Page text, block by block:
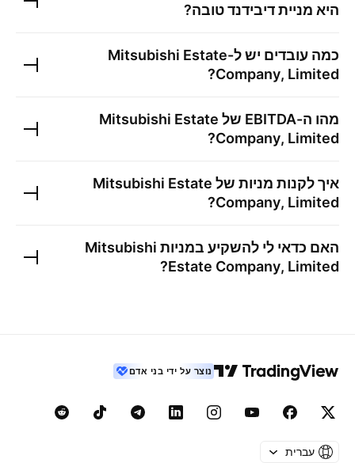
היא מניית דיבידנד טובה?
כמה עובדים יש ל-Mitsubishi Estate
Company, Limited
?
מהו ה-EBITDA של
Mitsubishi Estate
Company, Limited
?
איך לקנות מניות של Mitsubishi Estate
Company, Limited
?
האם כדאי לי להשקיע במניות Mitsubishi
Estate Company, Limited
?
נוצר על ידי בני אדם
עברית